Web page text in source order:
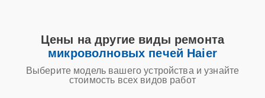
Цены на другие виды ремонта
микроволновых печей Haier
Выберите модель вашего устройства и узнайте
стоимость всех видов работ